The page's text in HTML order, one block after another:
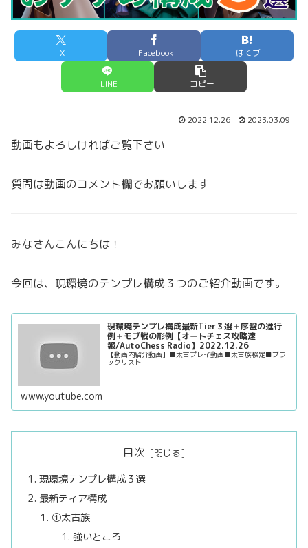
X Facebook はてブ
LINE コピー
2022.12.26 2023.03.09
動画もよろしければご覧下さい
質問は動画のコメント欄でお願いします
みなさんこんにちは！
今回は、現環境のテンプレ構成３つのご紹介動画です。
現環境テンプレ構成最新Tier３選＋序盤の進行
例＋モブ戦の形例【オートチェス攻略速
報/AutoChess Radio】2022.12.26
【動画内紹介動画】■太古プレイ動画■太古族検定■ブラ
ックリスト
www.youtube.com
目次
現環境テンプレ構成３選
最新ティア構成
①太古族
強いところ